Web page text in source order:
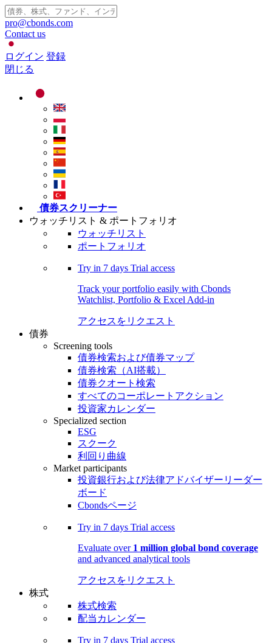
pro@cbonds.com
Contact us
ログイン 登録
閉じる
債券スクリーナー
ウォッチリスト & ポートフォリオ
ウォッチリスト
ポートフォリオ
Try in 7 days Trial access
Track your portfolio easily with Cbonds
Watchlist, Portfolio & Excel Add-in
アクセスをリクエスト
債券
Screening tools
債券検索および債券マップ
債券検索（AI搭載）
債券クオート検索
すべてのコーポレートアクション
投資家カレンダー
Specialized section
ESG
スクーク
利回り曲線
Market participants
投資銀行および法律アドバイザーリーダー
ボード
Cbondsページ
Try in 7 days Trial access
Evaluate over 1 million global bond coverage
and advanced analytical tools
アクセスをリクエスト
株式
株式検索
配当カレンダー
Try in 7 days Trial access